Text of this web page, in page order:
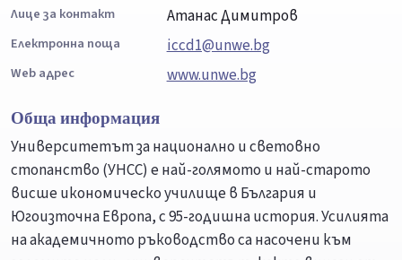
Лице за контакт Атанас Димитров
Електронна поща iccd1@unwe.bg
Web адрес
www.unwe.bg
Обща информация
Университетът за национално и световно
стопанство (УНСС) е най-голямото и най-старото
висше икономическо училище в България и
Югоизточна Европа, с 95-годишна история. Усилията
на академичното ръководство са насочени към